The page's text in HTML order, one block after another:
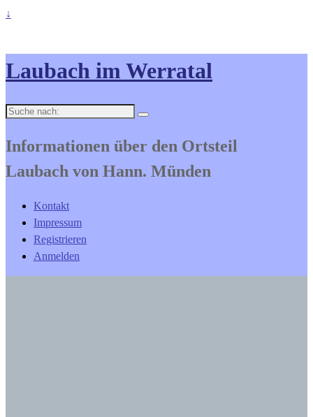
↓
Laubach im Werratal
Suche
Informationen über den Ortsteil
Laubach von Hann. Münden
Kontakt
Impressum
Registrieren
Anmelden